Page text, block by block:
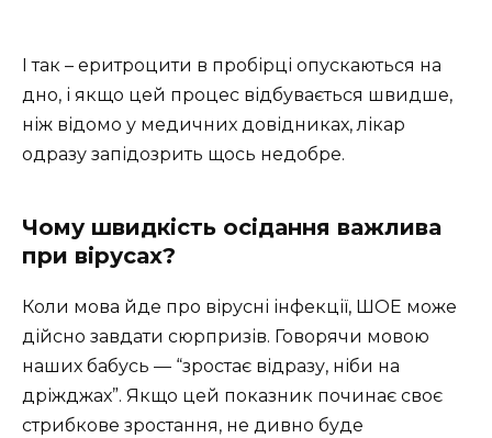
І так – еритроцити в пробірці опускаються на
дно, і якщо цей процес відбувається швидше,
ніж відомо у медичних довідниках, лікар
одразу запідозрить щось недобре.
Чому швидкість осідання важлива
при вірусах?
Коли мова йде про вірусні інфекції, ШОЕ може
дійсно завдати сюрпризів. Говорячи мовою
наших бабусь — “зростає відразу, ніби на
дріжджах”. Якщо цей показник починає своє
стрибкове зростання, не дивно буде